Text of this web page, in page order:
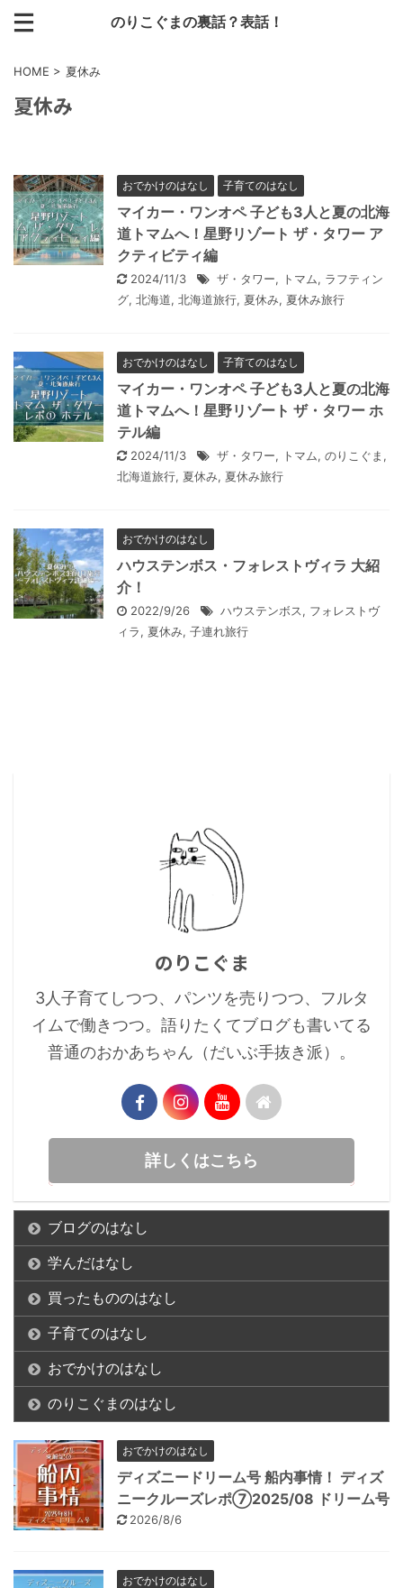
のりこぐまの裏話？表話！
HOME > 夏休み
夏休み
おでかけのはなし 子育てのはなし
マイカー・ワンオペ 子ども3人と夏の北海
道トマムへ！星野リゾート ザ・タワー ア
クティビティ編
2024/11/3 ザ・タワー, トマム, ラフティン
グ, 北海道, 北海道旅行, 夏休み, 夏休み旅行
おでかけのはなし 子育てのはなし
マイカー・ワンオペ 子ども3人と夏の北海
道トマムへ！星野リゾート ザ・タワー ホ
テル編
2024/11/3 ザ・タワー, トマム, のりこぐま ,
北海道旅行, 夏休み, 夏休み旅行
おでかけのはなし
ハウステンボス・フォレストヴィラ 大紹
介！
2022/9/26 ハウステンボス, フォレストヴ
ィラ, 夏休み, 子連れ旅行
のりこぐま
3人子育てしつつ、パンツを売りつつ、フルタ
イムで働きつつ。語りたくてブログも書いてる
普通のおかあちゃん（だいぶ手抜き派）。
詳しくはこちら
ブログのはなし
学んだはなし
買ったもののはなし
子育てのはなし
おでかけのはなし
のりこぐまのはなし
おでかけのはなし
ディズニードリーム号 船内事情！ ディズ
ニークルーズレポ⑦2025/08 ドリーム号
2026/8/6
おでかけのはなし